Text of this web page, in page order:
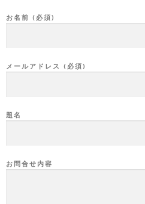
お名前 (必須)
メールアドレス (必須)
題名
お問合せ内容